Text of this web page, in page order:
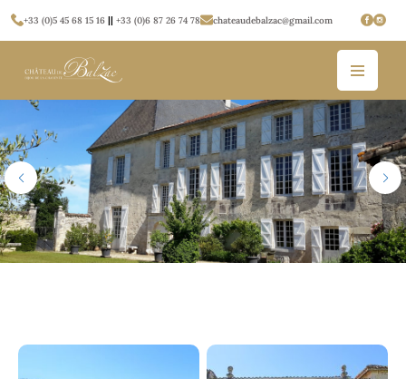
+33 (0)5 45 68 15 16 ||+33 (0)6 87 26 74 78 chateaudebalzac@gmail.com